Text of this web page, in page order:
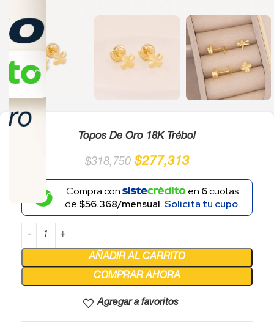
Topos De Oro 18K Trébol
$318,750 $277,313
Compra con en 6cuotas
de $56.368/mensual.Solicita tu cupo.
AÑADIR AL CARRITO
COMPRAR AHORA
Agregar a favoritos